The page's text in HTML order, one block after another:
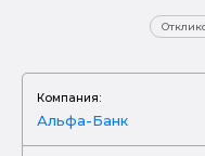
Компания:
Альфа-Банк